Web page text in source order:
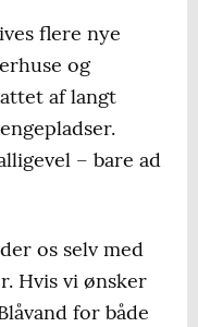
flere nye
og
af langt
– bare ad
os selv med
Hvis vi ønsker
for både